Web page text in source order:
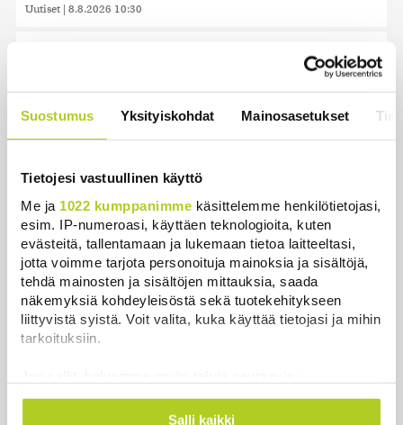
Suostumus Yksityiskohdat Mainosasetukset
Tietojesi vastuullinen käyttö
Me ja 1022 kumppanimme käsittelemme henkilötietojasi,
esim. IP-numeroasi, käyttäen teknologioita, kuten
evästeitä, tallentamaan ja lukemaan tietoa laitteeltasi,
jotta voimme tarjota personoituja mainoksia ja sisältöjä,
tehdä mainosten ja sisältöjen mittauksia, saada
näkemyksiä kohdeyleisöstä sekä tuotekehitykseen
liittyvistä syistä. Voit valita, kuka käyttää tietojasi ja mihin
tarkoituksiin.
Kerätä tietoja maantieteellisestä sijainnistasi,
mahdollisesti muutaman metrin tarkkuudella
Salli kaikki
Uutiset | 8.8.2026 10:30
Tänään on pääosin poutaista, paikoin satelee
Kolumbian uusi oikeistolainen presidentti astui
virkaansa – Yhdysvallat aikoo tukea maata
Uutiset | 8.8.2026 9:55
Asuntokaupan hintapalvelu on saamassa seuraajan
viimeistään alkuvuodesta
Uutiset | 8.8.2026 9:30
EU kehottaa somejättejä toimiin disinformaation
suitsimiseksi Ceutan tilanteen jälkeen
Uutiset | 8.8.2026 9:00
Espanja aloittaa rajatarkastukset vastatoimena